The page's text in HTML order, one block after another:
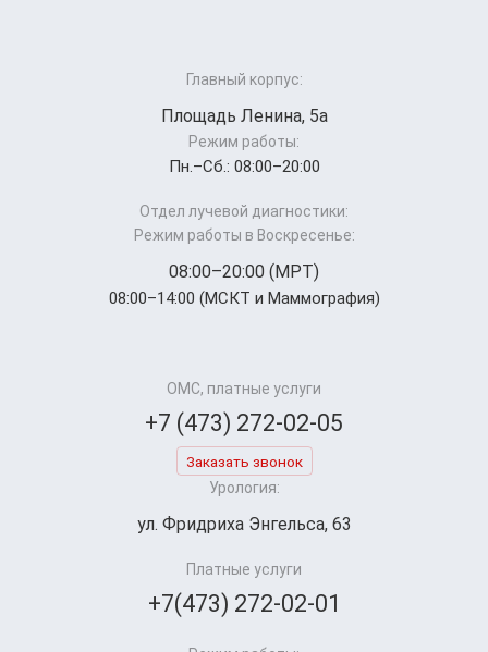
Главный корпус:
Площадь Ленина, 5а
Режим работы:
Пн.–Cб.: 08:00–20:00
Отдел лучевой диагностики:
Режим работы в Воскресенье:
08:00–20:00 (МРТ)
08:00–14:00 (МСКТ и Маммография)
ОМС, платные услуги
+7 (473) 272-02-05
Заказать звонок
Урология:
ул. Фридриха Энгельса, 63
Платные услуги
+7(473) 272-02-01